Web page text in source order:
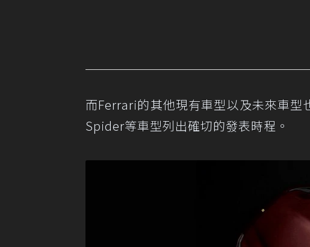
而Ferrari的其他現有車型以及未來車
Spider等車型列出確切的發表時程。